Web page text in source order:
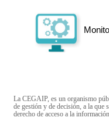
La CEGAIP, es un organismo
de gestión y de decisión, a la que
derecho de acceso a la